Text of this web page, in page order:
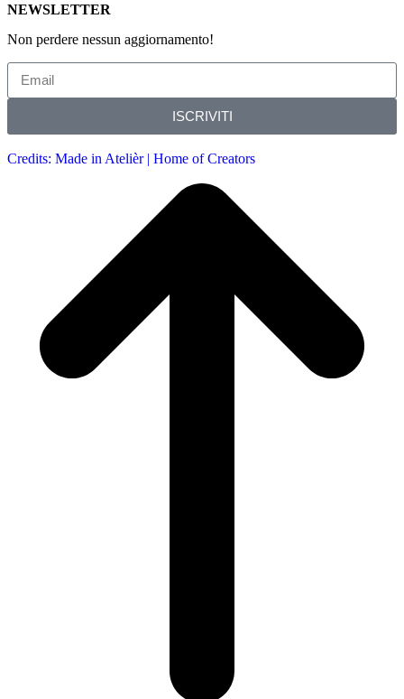
NEWSLETTER
Non perdere nessun aggiornamento!
ISCRIVITI
Credits: Made in Atelièr | Home of Creators